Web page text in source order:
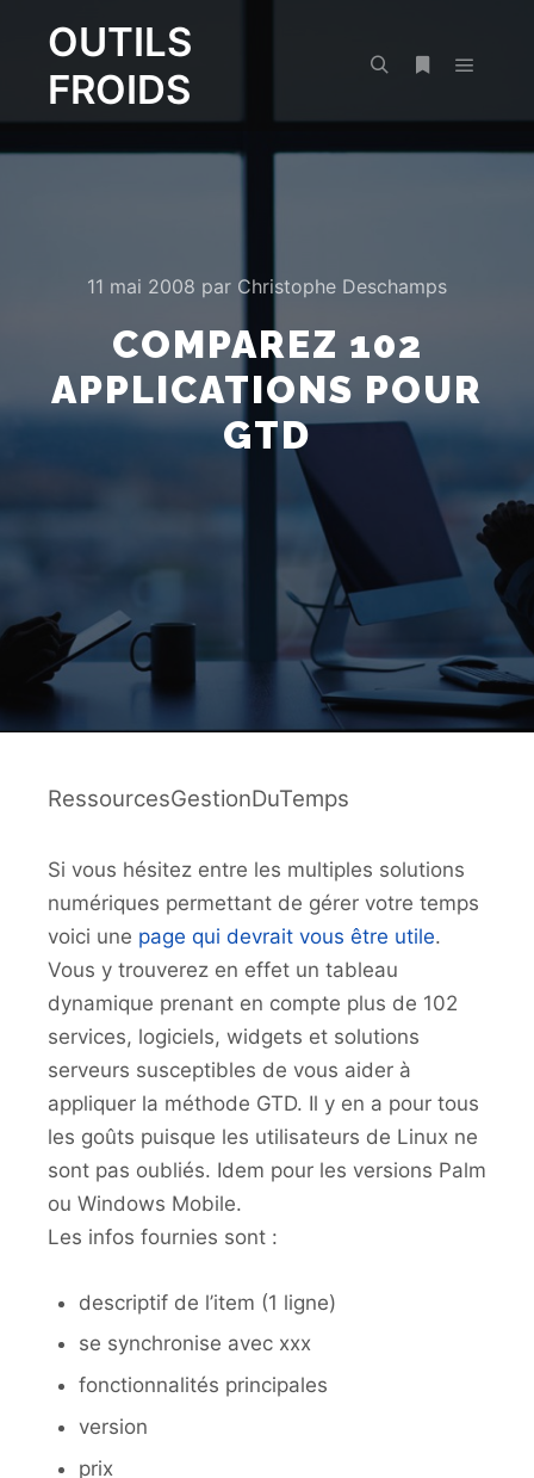
OUTILS
FROIDS
11 mai 2008 par Christophe Deschamps
COMPAREZ 102
APPLICATIONS POUR
GTD
RessourcesGestionDuTemps
Si vous hésitez entre les multiples solutions
numériques permettant de gérer votre temps
voici une page qui devrait vous être utile.
Vous y trouverez en effet un tableau
dynamique prenant en compte plus de 102
services, logiciels, widgets et solutions
serveurs susceptibles de vous aider à
appliquer la méthode GTD. Il y en a pour tous
les goûts puisque les utilisateurs de Linux ne
sont pas oubliés. Idem pour les versions Palm
ou Windows Mobile.
Les infos fournies sont :
descriptif de l’item (1 ligne)
se synchronise avec xxx
fonctionnalités principales
version
prix